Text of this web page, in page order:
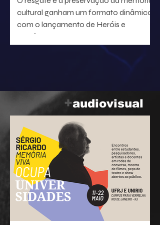
cultural ganham um formato dinâmico
com o lançamento de Heróis e
heroínas da MPB. O projeto, idealizado
pelo radialista e produtor Geraldo Leite
— integrante do grupo Rumo, nome
Baptistão, propõe uma navegação
interativa pela história da música
popular brasileira.
+audiovisual